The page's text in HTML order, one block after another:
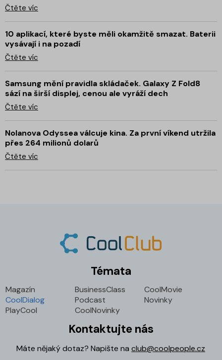
Čtěte víc
10 aplikací, které byste měli okamžitě smazat. Baterii
vysávají i na pozadí
Čtěte víc
Samsung mění pravidla skládaček. Galaxy Z Fold8
sází na širší displej, cenou ale vyráží dech
Čtěte víc
Nolanova Odyssea válcuje kina. Za první víkend utržila
přes 264 milionů dolarů
Čtěte víc
Témata
Magazín BusinessClass
CoolMovie
CoolDialog
Podcast
Novinky
PlayCool
CoolNovinky
Kontaktujte nás
Máte nějaký dotaz? Napište naclub@coolpeople.cz